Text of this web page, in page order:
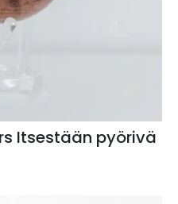
Itsestään pyörivä